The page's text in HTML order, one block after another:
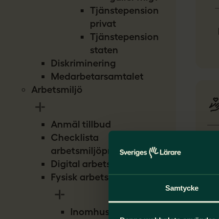
Samtycke
Tjänstepension
privat
Tjänstepension
staten
Diskriminering
Medarbetarsamtalet
Arbetsmiljö
Anmäl tillbud
Checklista
arbetsmiljöproblem
Digital arbetsmiljö
Fysisk arbetsmiljö
Inomhusmiljö